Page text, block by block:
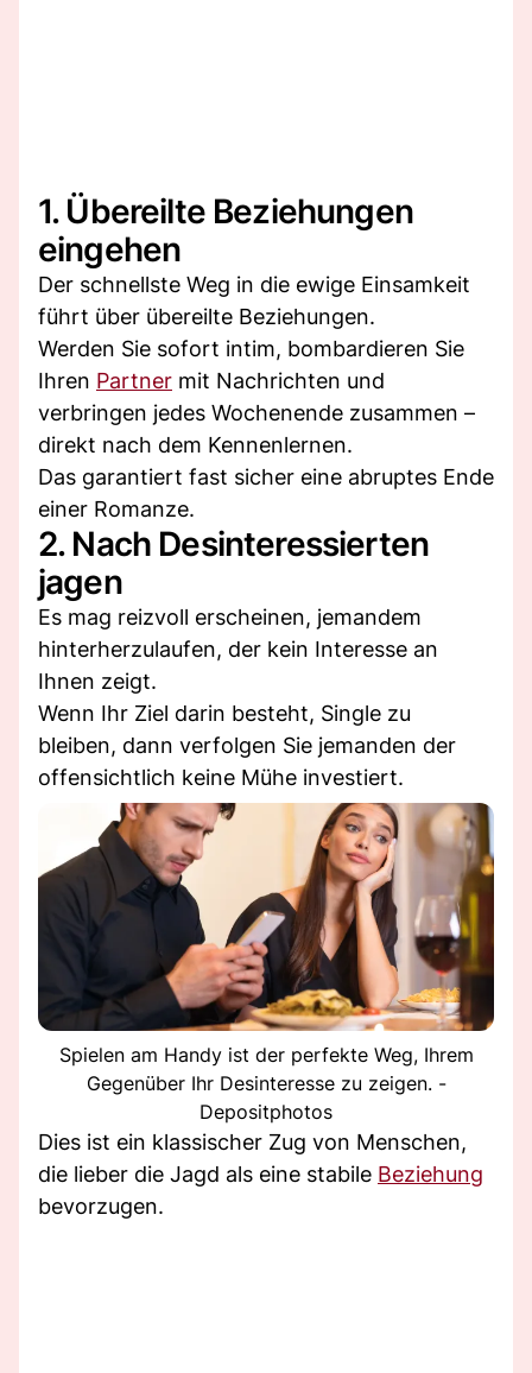
1. Übereilte Beziehungen
eingehen
Der schnellste Weg in die ewige Einsamkeit
führt über übereilte Beziehungen.
Werden Sie sofort intim, bombardieren Sie
Ihren Partner mit Nachrichten und
verbringen jedes Wochenende zusammen –
direkt nach dem Kennenlernen.
Das garantiert fast sicher eine abruptes Ende
einer Romanze.
2. Nach Desinteressierten
jagen
Es mag reizvoll erscheinen, jemandem
hinterherzulaufen, der kein Interesse an
Ihnen zeigt.
Wenn Ihr Ziel darin besteht, Single zu
bleiben, dann verfolgen Sie jemanden der
offensichtlich keine Mühe investiert.
Spielen am Handy ist der perfekte Weg, Ihrem
Gegenüber Ihr Desinteresse zu zeigen. -
Depositphotos
Dies ist ein klassischer Zug von Menschen,
die lieber die Jagd als eine stabile Beziehung
bevorzugen.